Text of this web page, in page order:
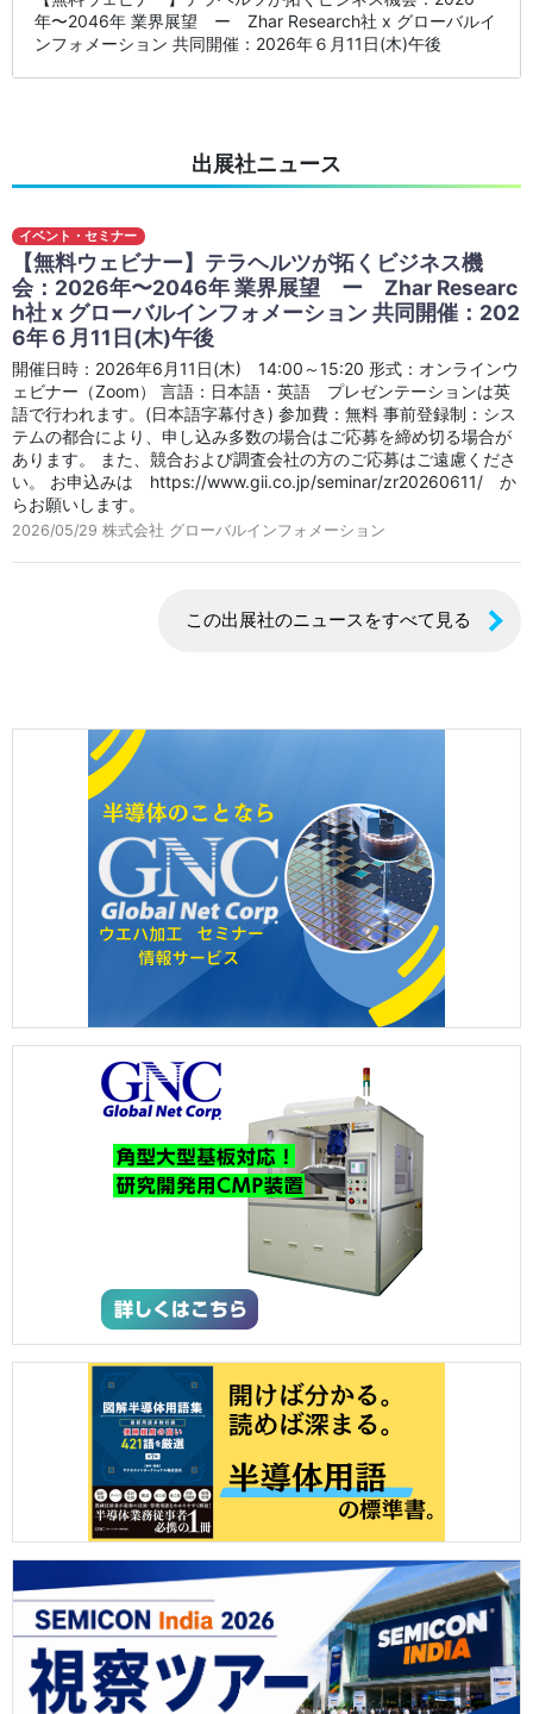
年〜2046年 業界展望 ー Zhar Research社 x グローバルイ
ンフォメーション 共同開催：2026年６月11日(木)午後
出展社ニュース
イベント・セミナー
【無料ウェビナー】テラヘルツが拓くビジネス機
会：2026年〜2046年 業界展望 ー Zhar Researc
h社 x グローバルインフォメーション 共同開催：202
6年６月11日(木)午後
開催日時：2026年6月11日(木) 14:00～15:20 形式：オンラインウ
ェビナー（Zoom） 言語：日本語・英語 プレゼンテーションは英
語で行われます。(日本語字幕付き) 参加費：無料 事前登録制：シス
テムの都合により、申し込み多数の場合はご応募を締め切る場合が
あります。 また、競合および調査会社の方のご応募はご遠慮くださ
い。 お申込みは https://www.gii.co.jp/seminar/zr20260611/ か
らお願いします。
2026/05/29 株式会社 グローバルインフォメーション
この出展社のニュースをすべて見る